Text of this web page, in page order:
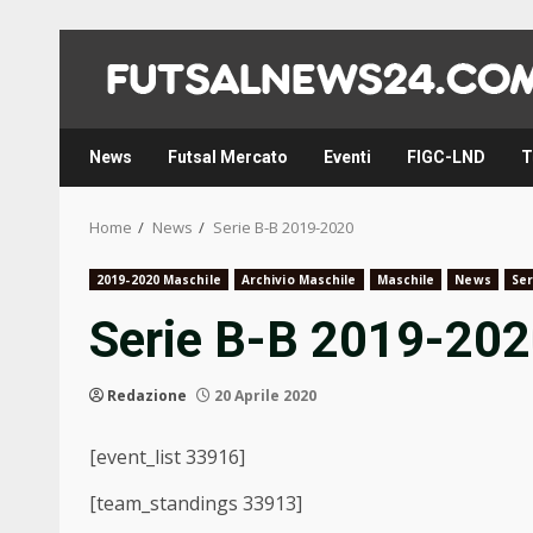
content
News Futsal Mercato Eventi FIGC-LND
Home News Serie B-B 2019-2020
2019-2020 Maschile Archivio Maschile Maschile News
Serie B-B 2019-
Redazione 20 Aprile 2020
[event_list 33916]
[team_standings 33913]